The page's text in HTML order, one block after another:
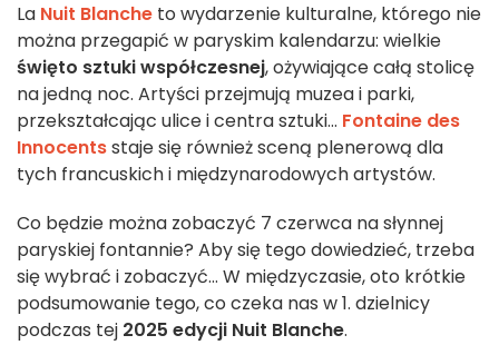
La Nuit Blanche to wydarzenie kulturalne, którego nie
można przegapić w paryskim kalendarzu: wielkie
święto sztuki współczesnej, ożywiające całą stolicę
na jedną noc. Artyści przejmują muzea i parki,
przekształcając ulice i centra sztuki... Fontaine des
Innocentsstaje się również sceną plenerową dla
tych francuskich i międzynarodowych artystów.
Co będzie można zobaczyć 7 czerwca na słynnej
paryskiej fontannie? Aby się tego dowiedzieć, trzeba
się wybrać i zobaczyć... W międzyczasie, oto krótkie
podsumowanie tego, co czeka nas w 1. dzielnicy
podczas tej 2025 edycji Nuit Blanche.